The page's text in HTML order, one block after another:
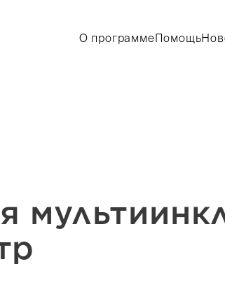
О программеПомощь